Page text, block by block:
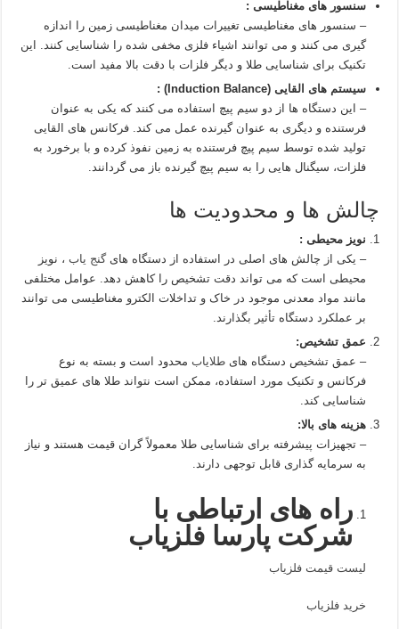
سنسور های مغناطیسی :
– سنسور های مغناطیسی تغییرات میدان مغناطیسی زمین را اندازه‌
گیری می‌ کنند و می‌ توانند اشیاء فلزی مخفی شده را شناسایی کنند. این
تکنیک برای شناسایی طلا و دیگر فلزات با دقت بالا مفید است.
سیستم های القایی (Induction Balance) :
– این دستگاه‌ ها از دو سیم‌ پیچ استفاده می‌ کنند که یکی به عنوان
فرستنده و دیگری به عنوان گیرنده عمل می‌ کند. فرکانس‌ های القایی
تولید شده توسط سیم‌ پیچ فرستنده به زمین نفوذ کرده و با برخورد به
فلزات، سیگنال‌ هایی را به سیم‌ پیچ گیرنده باز می‌ گردانند.
چالش‌ ها و محدودیت‌ ها
نویز محیطی :
– یکی از چالش‌ های اصلی در استفاده از دستگاه‌ هایگنج یاب ، نویز
محیطی است که می‌ تواند دقت تشخیص را کاهش دهد. عوامل مختلفی
مانند مواد معدنی موجود در خاک و تداخلات الکترو مغناطیسی می‌ توانند
بر عملکرد دستگاه تأثیر بگذارند.
عمق تشخیص:
– عمق تشخیص دستگاه‌ هایطلایاب محدود است و بسته به نوع
فرکانس و تکنیک مورد استفاده، ممکن است نتواند طلا های عمیق‌ تر را
شناسایی کند.
هزینه‌ های بالا:
– تجهیزات پیشرفته برای شناسایی طلا معمولاً گران‌ قیمت هستند و نیاز
به سرمایه‌ گذاری قابل توجهی دارند.
راه های ارتباطی با
شرکت پارسا فلزیاب
لیست قیمت فلزیاب
خرید فلزیاب